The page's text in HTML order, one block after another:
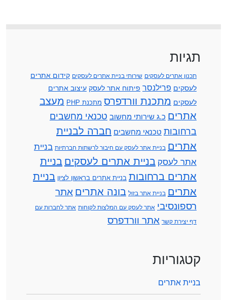
תגיות
תכנון אתרים לעסקים שירותי בניית אתרים לעסקים קידום אתרים
לעסקים פרילנסר פיתוח אתר לעסק עיצוב אתרים
לעסקים מתכנת וורדפרס מתכנת PHP
מעצב
אתרים כ.ג שירותי מחשוב טכנאי מחשבים
ברחובות טכנאי מחשבים חברה לבניית
אתרים בניית אתר לעסק עם חיבור לרשתות חברתיות בניית
אתר לעסק בניית אתרים לעסקים בניית
אתרים ברחובות בניית אתרים בראשון לציון בניית
אתרים בניית אתר בזול בונה אתרים אתר
רספונסיבי אתר לעסק עם המלצות לקוחות אתר לחברות עם
דף יצירת קשר אתר וורדפרס
קטגוריות
בניית אתרים